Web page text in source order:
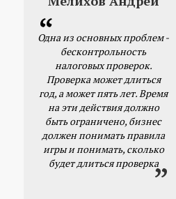
Одна из основных проблем -
бесконтрольность
налоговых проверок.
Проверка может длиться
год, а может пять лет. Время
на эти действия должно
быть ограничено, бизнес
должен понимать правила
игры и понимать, сколько
будет длиться проверка